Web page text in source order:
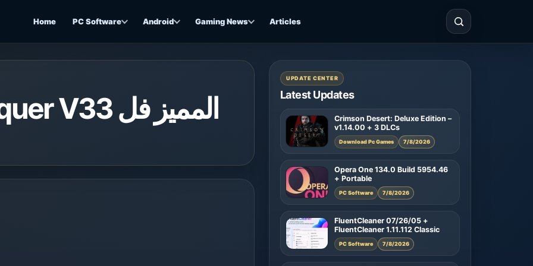
Home PC Software Android Gaming News Articles
UPDATE CENTER
Latest Updates
Crimson Desert: Deluxe Edition –
v1.14.00 + 3 DLCs
Download Pc Games 7/8/2026
Opera One 134.0 Build 5954.46
+ Portable
PC Software 7/8/2026
FluentCleaner 07/26/05 +
FluentCleaner 1.11.112 Classic
PC Software 7/8/2026